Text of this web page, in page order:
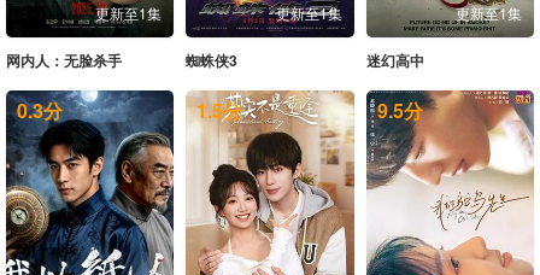
更新至1集
网内人：无脸杀手
更新至1集
蜘蛛侠3
更新至1集
迷幻高中
0.3分 1.5分 9.5分